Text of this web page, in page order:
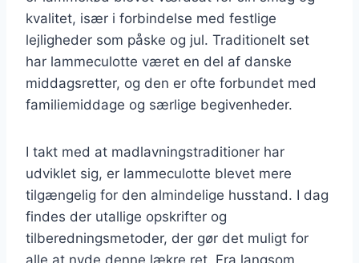
kvalitet, især i forbindelse med festlige
lejligheder som påske og jul. Traditionelt set
har lammeculotte været en del af danske
middagsretter, og den er ofte forbundet med
familiemiddage og særlige begivenheder.
I takt med at madlavningstraditioner har
udviklet sig, er lammeculotte blevet mere
tilgængelig for den almindelige husstand. I dag
findes der utallige opskrifter og
tilberedningsmetoder, der gør det muligt for
alle at nyde denne lækre ret. Fra langsom